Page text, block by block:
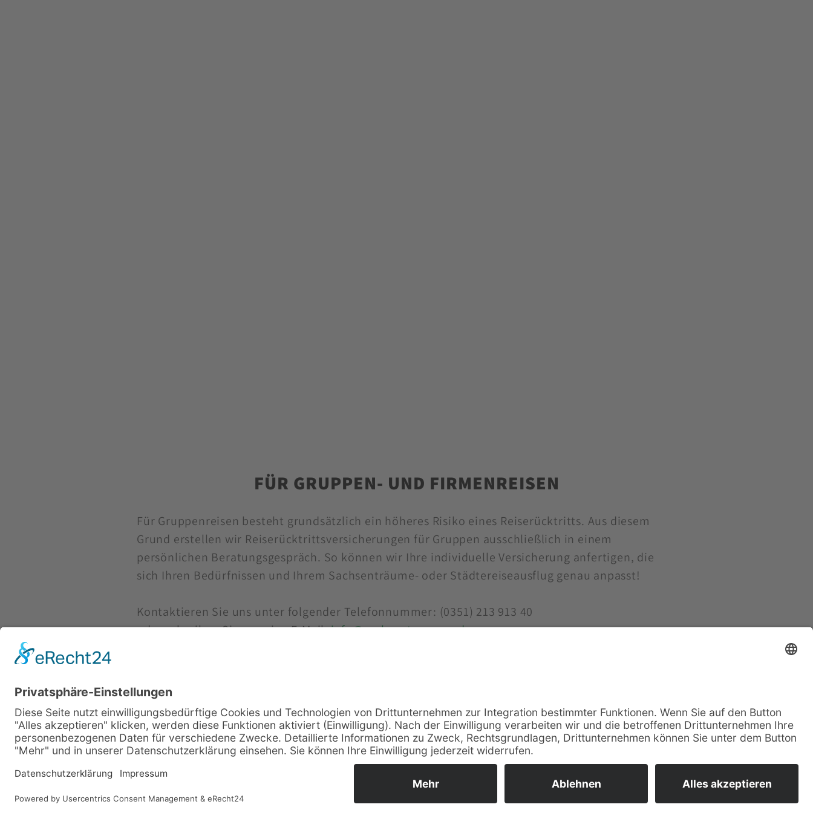
FÜR GRUPPEN- UND FIRMENREISEN
Für Gruppenreisen besteht grundsätzlich ein höheres Risiko eines Reiserücktritts. Aus diesem
Grund erstellen wir Reiserücktrittsversicherungen für Gruppen ausschließlich in einem
persönlichen Beratungsgespräch. So können wir Ihre individuelle Versicherung anfertigen, die
sich Ihren Bedürfnissen und Ihrem Sachsenträume- oder Städtereiseausflug genau anpasst!
Kontaktieren Sie uns unter folgender Telefonnummer: (0351) 213 913 40
oder schreiben Sie uns eine E-Mail:info@sachsentraeume.de
KONTAKT SERVICE